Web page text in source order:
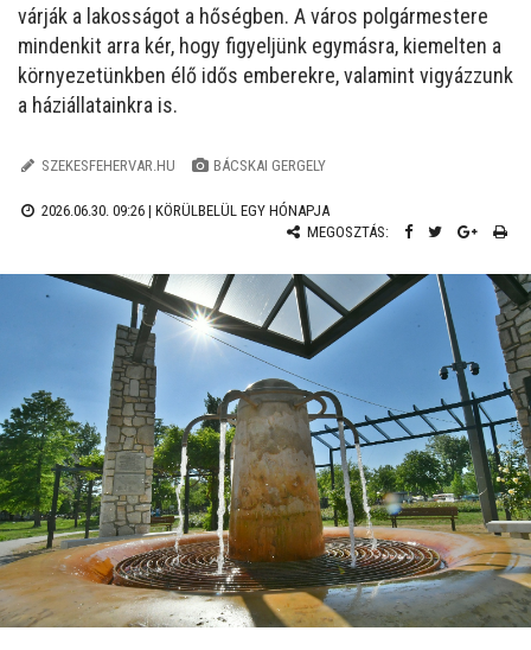
várják a lakosságot a hőségben. A város polgármestere
mindenkit arra kér, hogy figyeljünk egymásra, kiemelten a
környezetünkben élő idős emberekre, valamint vigyázzunk
a háziállatainkra is.
SZEKESFEHERVAR.HU BÁCSKAI GERGELY
2026.06.30. 09:26 | KÖRÜLBELÜL EGY HÓNAPJA
MEGOSZTÁS: